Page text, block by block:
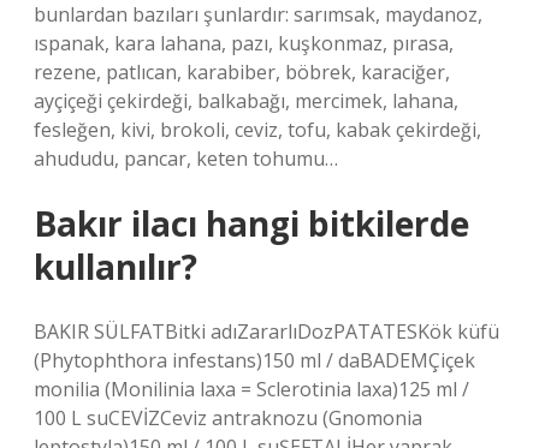
bunlardan bazıları şunlardır: sarımsak, maydanoz,
ıspanak, kara lahana, pazı, kuşkonmaz, pırasa,
rezene, patlıcan, karabiber, böbrek, karaciğer,
ayçiçeği çekirdeği, balkabağı, mercimek, lahana,
fesleğen, kivi, brokoli, ceviz, tofu, kabak çekirdeği,
ahududu, pancar, keten tohumu…
Bakır ilacı hangi bitkilerde
kullanılır?
BAKIR SÜLFATBitki adıZararlıDozPATATESKök küfü
(Phytophthora infestans)150 ml / daBADEMÇiçek
monilia (Monilinia laxa = Sclerotinia laxa)125 ml /
100 L suCEVİZCeviz antraknozu (Gnomonia